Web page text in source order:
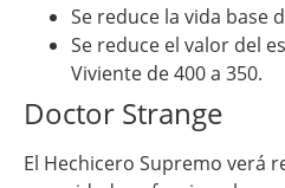
Se reduce la vida base
Se reduce el valor del
Viviente de 400 a 350.
Doctor Strange
El Hechicero Supremo verá